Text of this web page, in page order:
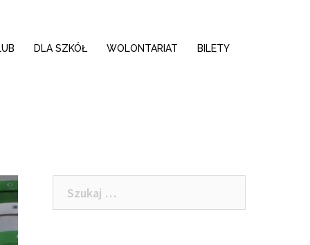
DLA SZKÓŁ WOLONTARIAT BILETY
Szukaj: